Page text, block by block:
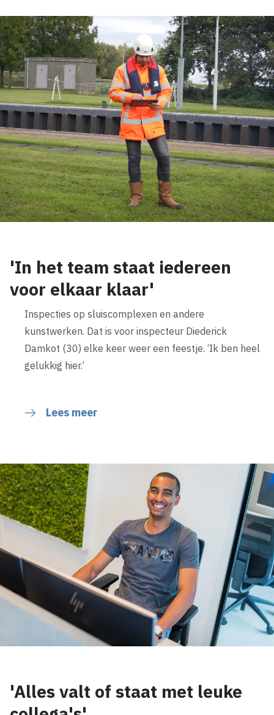
'In het team staat iedereen
voor elkaar klaar'
Inspecties op sluiscomplexen en andere
kunstwerken. Dat is voor inspecteur Diederick
Damkot (30) elke keer weer een feestje. ‘Ik ben heel
gelukkig hier.’
Lees meer
'Alles valt of staat met leuke